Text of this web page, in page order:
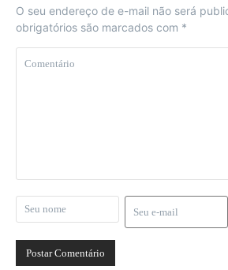
O seu endereço de e-mail não será
obrigatórios são marcados com *